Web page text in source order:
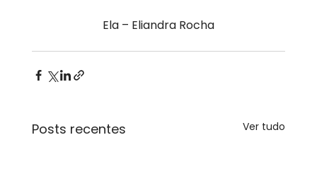
Ela – Eliandra Rocha
Posts recentes Ver tudo